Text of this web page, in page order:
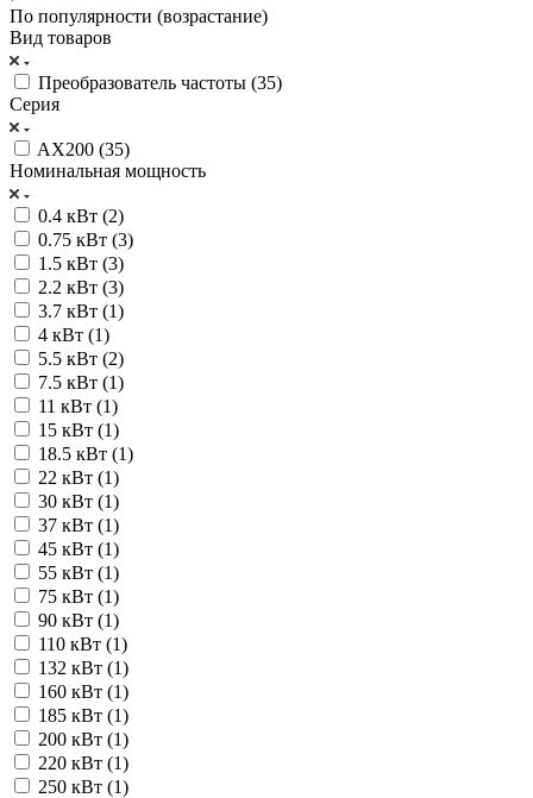
По популярности (возрастание)
Вид товаров
Преобразователь частоты (35)
Серия
AX200 (35)
Номинальная мощность
0.4 кВт (2)
0.75 кВт (3)
1.5 кВт (3)
2.2 кВт (3)
3.7 кВт (1)
4 кВт (1)
5.5 кВт (2)
7.5 кВт (1)
11 кВт (1)
15 кВт (1)
18.5 кВт (1)
22 кВт (1)
30 кВт (1)
37 кВт (1)
45 кВт (1)
55 кВт (1)
75 кВт (1)
90 кВт (1)
110 кВт (1)
132 кВт (1)
160 кВт (1)
185 кВт (1)
200 кВт (1)
220 кВт (1)
250 кВт (1)